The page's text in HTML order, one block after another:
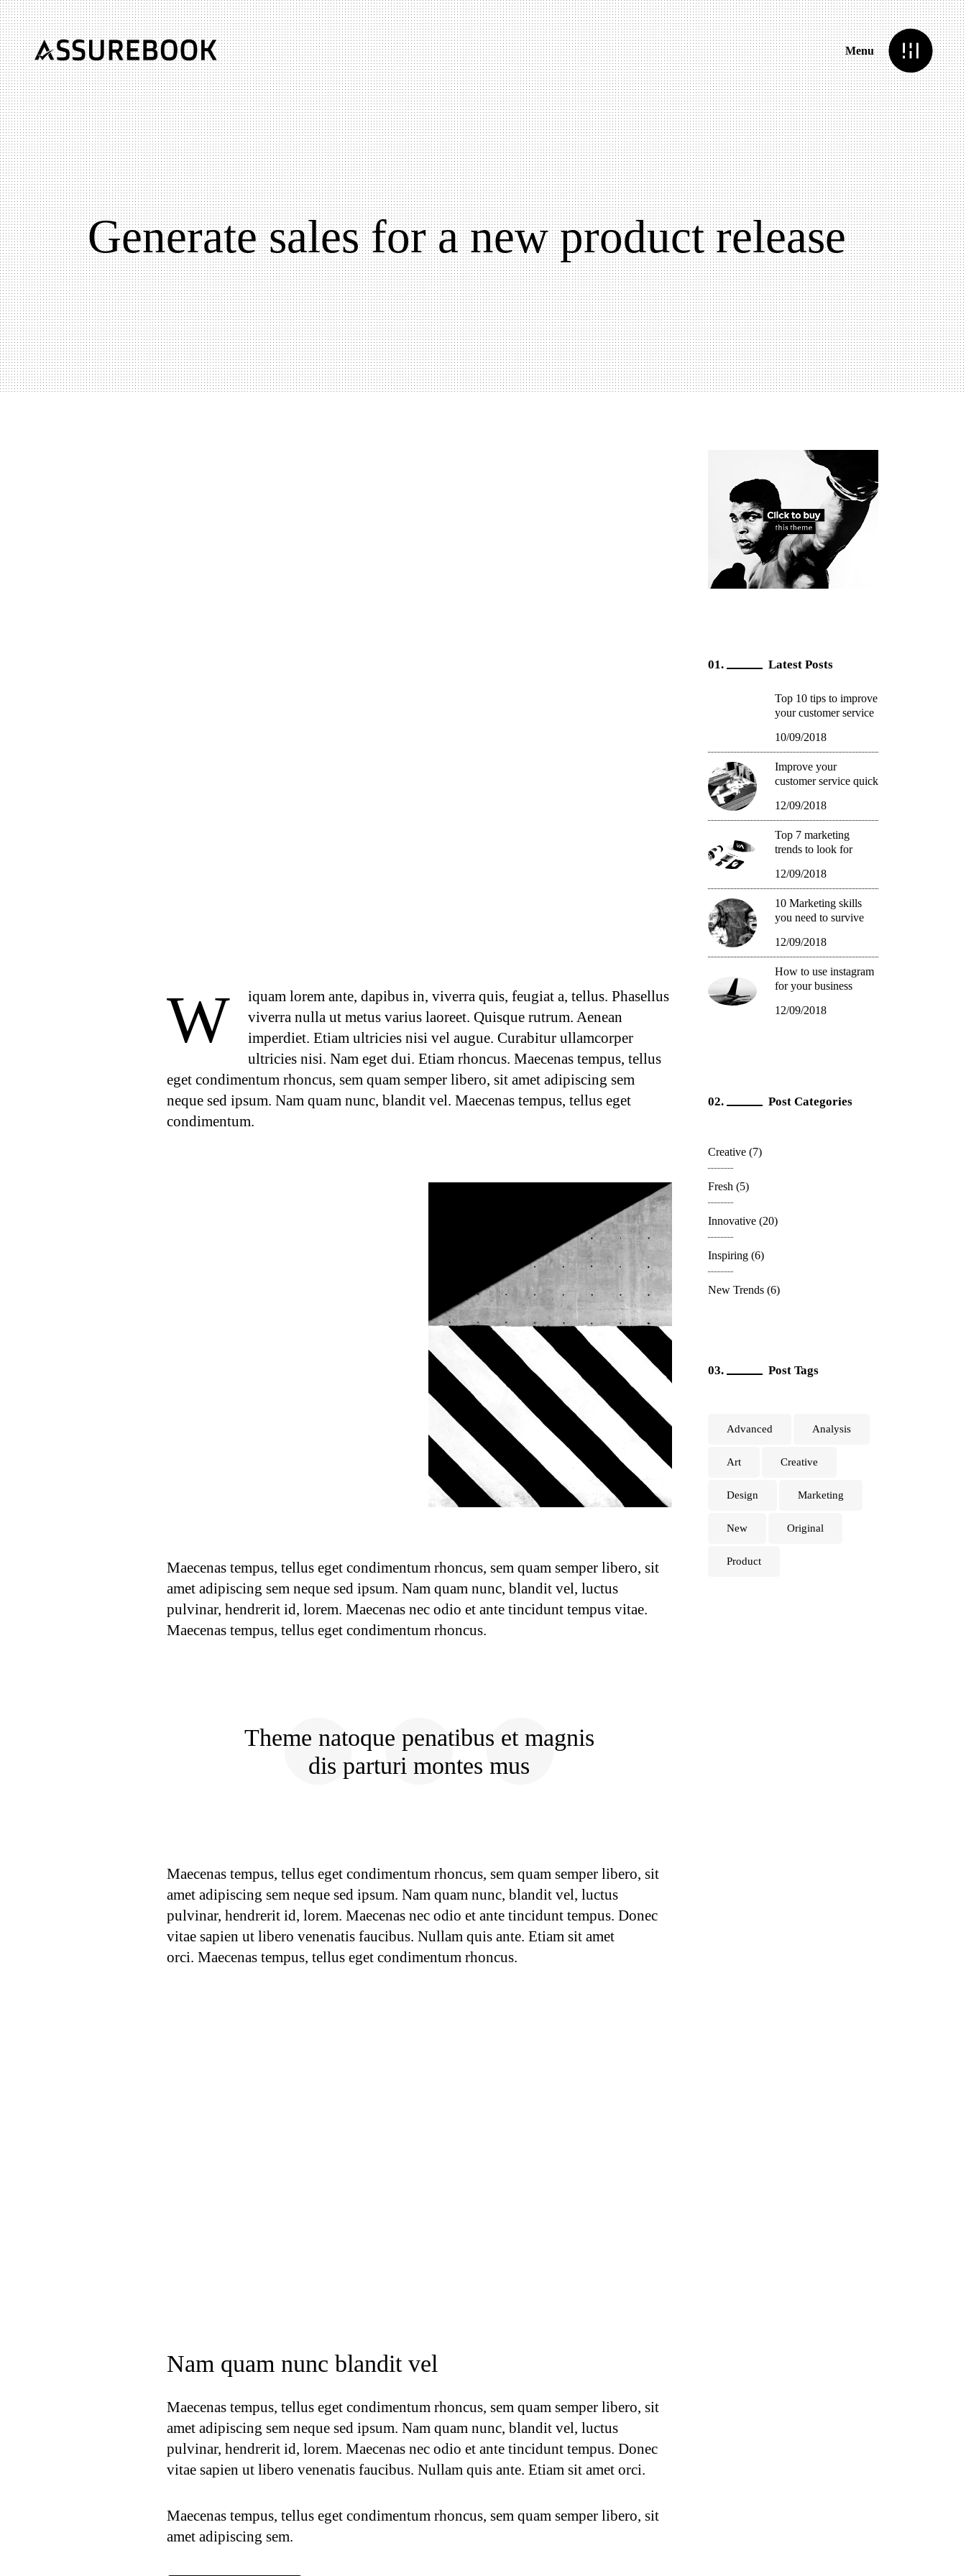
Menu
Generate sales for a new product release
W
iquam lorem ante, dapibus in, viverra quis, feugiat a, tellus. Phasellus
viverra nulla ut metus varius laoreet. Quisque rutrum. Aenean
imperdiet. Etiam ultricies nisi vel augue. Curabitur ullamcorper
ultricies nisi. Nam eget dui. Etiam rhoncus. Maecenas tempus, tellus
eget condimentum rhoncus, sem quam semper libero, sit amet adipiscing sem
neque sed ipsum. Nam quam nunc, blandit vel. Maecenas tempus, tellus eget
condimentum.
Maecenas tempus, tellus eget condimentum rhoncus, sem quam semper libero, sit
amet adipiscing sem neque sed ipsum. Nam quam nunc, blandit vel, luctus
pulvinar, hendrerit id, lorem. Maecenas nec odio et ante tincidunt tempus vitae.
Maecenas tempus, tellus eget condimentum rhoncus.
Theme natoque penatibus et magnis
dis parturi montes mus
Maecenas tempus, tellus eget condimentum rhoncus, sem quam semper libero, sit
amet adipiscing sem neque sed ipsum. Nam quam nunc, blandit vel, luctus
pulvinar, hendrerit id, lorem. Maecenas nec odio et ante tincidunt tempus. Donec
vitae sapien ut libero venenatis faucibus. Nullam quis ante. Etiam sit amet
orci. Maecenas tempus, tellus eget condimentum rhoncus.
Nam quam nunc blandit vel
Maecenas tempus, tellus eget condimentum rhoncus, sem quam semper libero, sit
amet adipiscing sem neque sed ipsum. Nam quam nunc, blandit vel, luctus
pulvinar, hendrerit id, lorem. Maecenas nec odio et ante tincidunt tempus. Donec
vitae sapien ut libero venenatis faucibus. Nullam quis ante. Etiam sit amet orci.
Maecenas tempus, tellus eget condimentum rhoncus, sem quam semper libero, sit
amet adipiscing sem.
Latest Posts
Top 10 tips to improve
your customer service
10/09/2018
Improve your
customer service quick
12/09/2018
Top 7 marketing
trends to look for
12/09/2018
10 Marketing skills
you need to survive
12/09/2018
How to use instagram
for your business
12/09/2018
Post Categories
Creative(7)
Fresh (5)
Innovative(20)
Inspiring(6)
New Trends(6)
Post Tags
Advanced Analysis
Art Creative
Design Marketing
New Original
Product